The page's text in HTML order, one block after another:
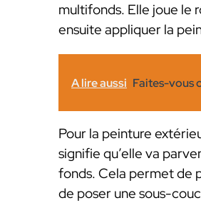
multifonds. Elle joue le
ensuite appliquer la
A lire aussi Faites-vous
Pour la peinture
signifie qu’elle va
fonds. Cela permet de
de poser une sous-